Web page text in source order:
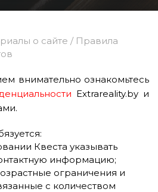
о сайте / Правила
внимательно ознакомьтесь
Extrareality.by и
Квеста указывать
информацию;
ограничения и
с количеством